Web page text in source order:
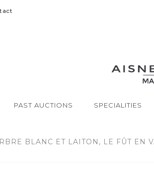
PAST AUCTIONS SPECIALITIES
BLANC ET LAITON, LE FÛT EN